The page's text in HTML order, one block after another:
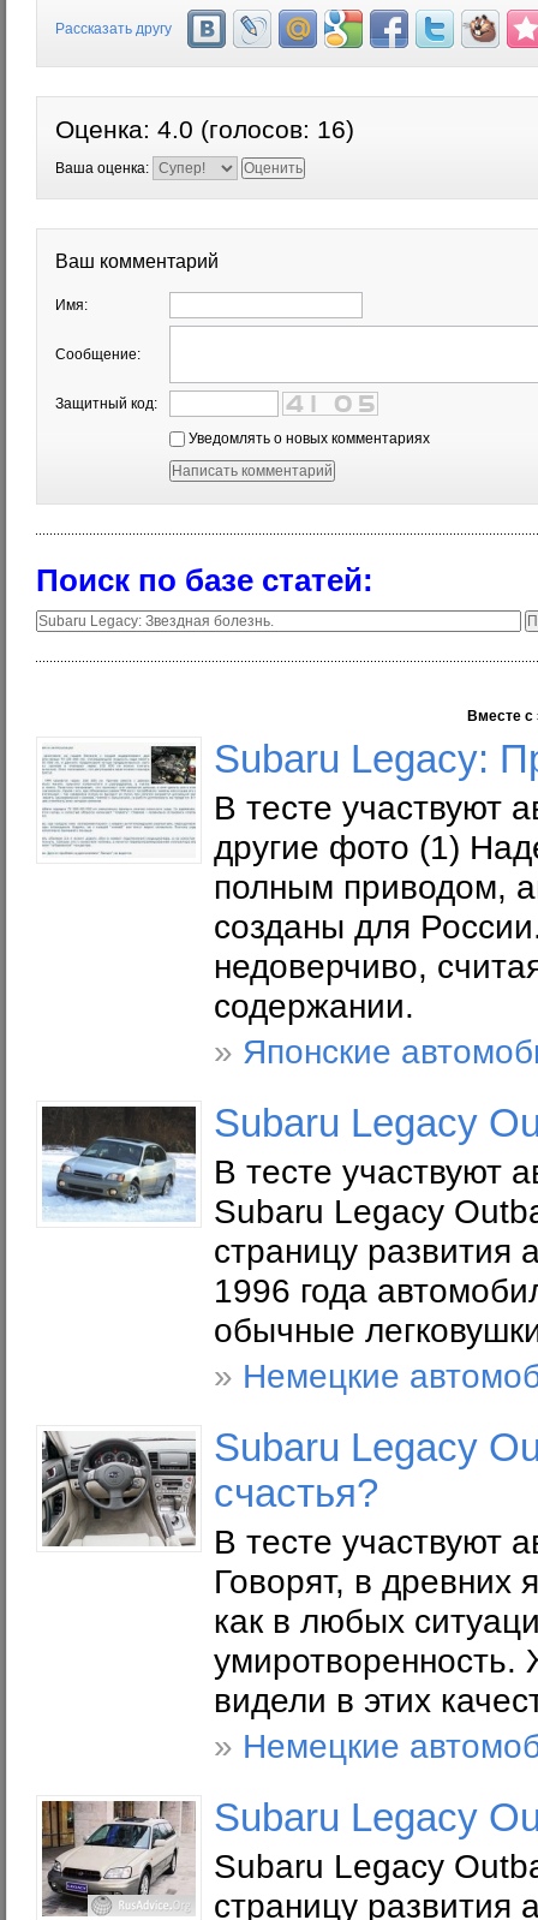
Рассказать другу
Оценка: 4.0 (голосов: 16)
Ваша оценка:
Ваш комментарий
Имя:
Сообщение:
Защитный код:
Уведомлять о новых комментариях
Поиск по базе статей:
Вместе с
Subaru Legacy:
В тесте участвуют
другие фото (1)
полным приводом,
созданы для
недоверчиво,
содержании.
» Японские
Subaru Legacy
В тесте участвуют
Subaru Legacy
страницу
1996 года
обычные
» Немецкие
Subaru Legacy
счастья?
В тесте участвуют
Говорят, в древних
как в любых
видели в этих
» Немецкие
Subaru Legacy
Subaru Legacy
страницу